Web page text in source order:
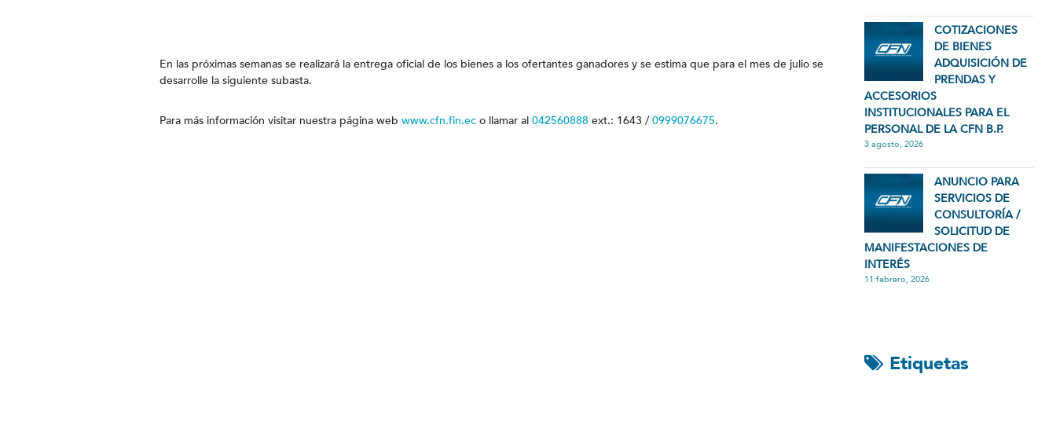
En las próximas semanas se realizará la entrega oficial de los bienes a los ofertantes ganadores y se estima que para el mes de julio se
desarrolle la siguiente subasta.
Para más información visitar nuestra página webwww.cfn.fin.ec o llamar al042560888 ext.: 1643 /0999076675.
COTIZACIONES
DE BIENES
ADQUISICIÓN DE
PRENDAS Y
ACCESORIOS
INSTITUCIONALES PARA EL
PERSONAL DE LA CFN B.P.
3 agosto, 2026
ANUNCIO PARA
SERVICIOS DE
CONSULTORÍA /
SOLICITUD DE
MANIFESTACIONES DE
INTERÉS
11 febrero, 2026
Etiquetas